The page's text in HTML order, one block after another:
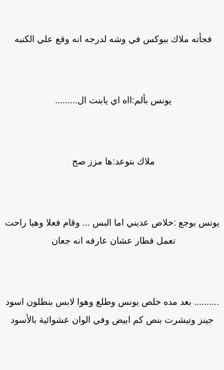
فجأته ملاك ببوكس في وشه لدرجه انه وقع علي الكنبه
يونس بألم:ااه اي يابنت ال.........
ملاك بتوعد:ها مزز صح
بوجع :خلاص عديني اما البس ... وقام فعلا وهيا راحت
تعمل فطار عشان عارفه انه جعان
بعد مده خلص يونس وطلع وهوا لابس بنطلون اسود
جينز وتيشرت بنص كم ابيض وفي الوان عشوائية بالأسود